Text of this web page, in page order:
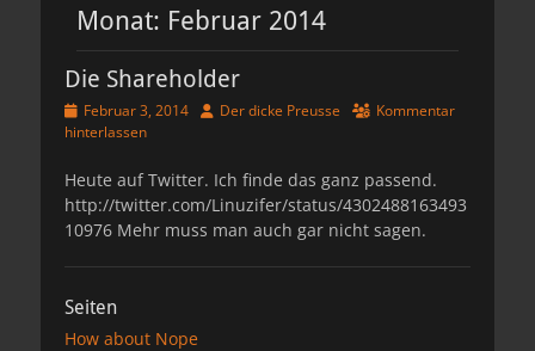
Monat: Februar 2014
Die Shareholder
Veröffentlicht
am
Februar 3, 2014 AutorDer dicke Preusse
Kommentar
hinterlassen
Heute auf Twitter. Ich finde das ganz passend.
http://twitter.com/Linuzifer/status/4302488163493
10976 Mehr muss man auch gar nicht sagen.
Seiten
How about Nope